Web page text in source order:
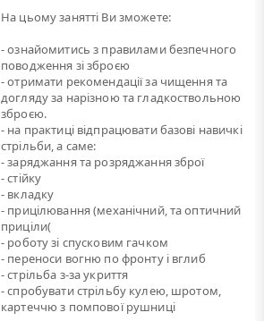
На цьому занятті Ви зможете:
- ознайомитись з правилами безпечного
поводження зі зброєю
- отримати рекомендації за чищення та
догляду за нарізною та гладкоствольною
зброєю.
- на практиці відпрацювати базові навичкі
стрільби, а саме:
- заряджання та розряджання зброї
- стійку
- вкладку
- прицілювання (механічний, та оптичний
приціли(
- роботу зі спусковим гачком
- переноси вогню по фронту і вглиб
- стрільба з-за укриття
- спробувати стрільбу кулею, шротом,
картеччю з помпової рушниці